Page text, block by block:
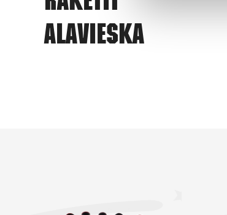
Alavieska